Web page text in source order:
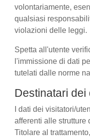
volontariamente,
qualsiasi
violazioni delle leggi.
Spetta all'utente
l'immissione di dati
tutelati dalle norme
Destinatari dei
I dati dei visitatori/
afferenti alle strutture
Titolare al